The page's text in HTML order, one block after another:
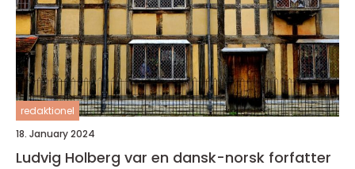
redaktionel
18. January 2024
Ludvig Holberg var en dansk-norsk forfatter